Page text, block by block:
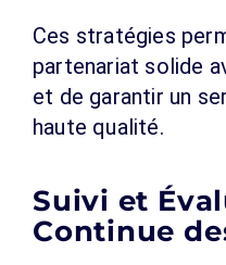
Ces stratégies
partenariat solide
et de garantir un
haute qualité.
Suivi et
Continue